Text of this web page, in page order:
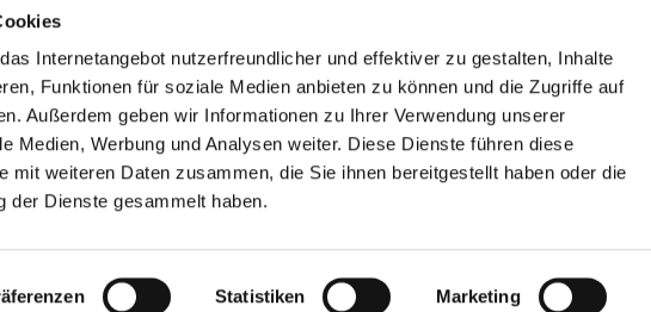
Internetangebot nutzerfreundlicher und effektiver zu gestalten, Inhalte
Funktionen für soziale Medien anbieten zu können und die Zugriffe auf
Außerdem geben wir Informationen zu Ihrer Verwendung unserer
Medien, Werbung und Analysen weiter. Diese Dienste führen diese
mit weiteren Daten zusammen, die Sie ihnen bereitgestellt haben oder die
der Dienste gesammelt haben.
Statistiken Marketing
Tages finden Sie
DIHK (Moderation), Olaf Höhn (Geschäftsführer, Florida-
der GS Initiative Energieeffizienz- und Klimaschutz-Netzwerke),
Limburg GmbH), Timm Rössel (Geschäftsführer, Etanomics
der Holz- und Kunststoffindustrie)